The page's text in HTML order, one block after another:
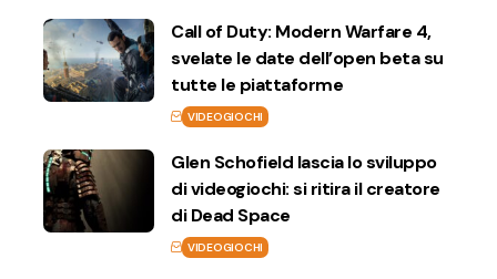
Call of Duty: Modern Warfare 4,
svelate le date dell’open beta su
tutte le piattaforme
VIDEOGIOCHI
Glen Schofield lascia lo sviluppo
di videogiochi: si ritira il creatore
di Dead Space
VIDEOGIOCHI